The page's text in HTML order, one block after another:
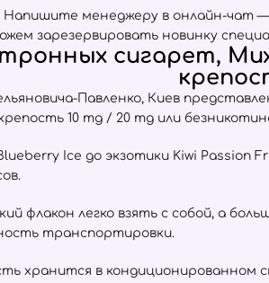
менеджеру в онлайн-чат
зарезервировать новинку
сигарет,
Павленко, Киев
10 mg / 20 mg или
Ice до экзотики Kiwi Passion
флакон легко взять с собой, а
транспортировки.
хранится в